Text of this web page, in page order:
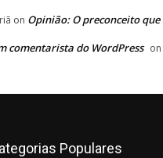
on Opinião: O preconceito
comentarista do WordPress on
Populares